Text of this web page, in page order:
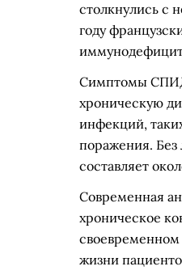
столкнулись с
году
Симптомы
хроническую
инфекций,
поражения. Без
составляет
Современная
хроническое
жизни